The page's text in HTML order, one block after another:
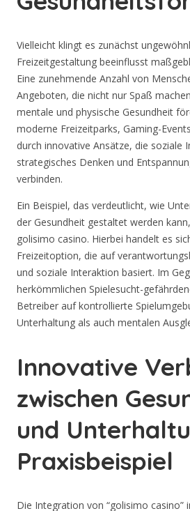
Vielleicht klingt es zunächst
Freizeitgestaltung beeinflusst
Eine zunehmende Anzahl von
Angeboten, die nicht nur Spaß
mentale und physische Gesundheit
moderne Freizeitparks, Gaming-
durch innovative Ansätze, die soziale
strategisches Denken und
verbinden.
Ein Beispiel, das verdeutlicht, wie
der Gesundheit gestaltet werden
golisimo casino. Hierbei handelt es
Freizeitoption, die auf
und soziale Interaktion basiert. Im
herkömmlichen Spielesucht-
Betreiber auf kontrollierte
Unterhaltung als auch mentalen
Innovative
zwischen
und
Praxisbeispiel
Die Integration von “golisimo casino”